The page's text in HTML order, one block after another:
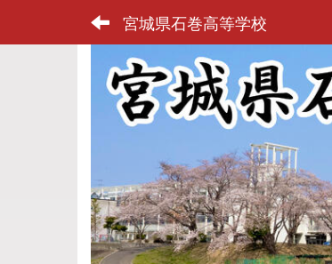
宮城県石巻高等学校